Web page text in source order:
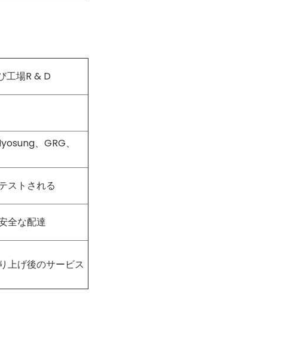
工場R & D
、GRG、
ストされる
全な配達
上げ後のサービス